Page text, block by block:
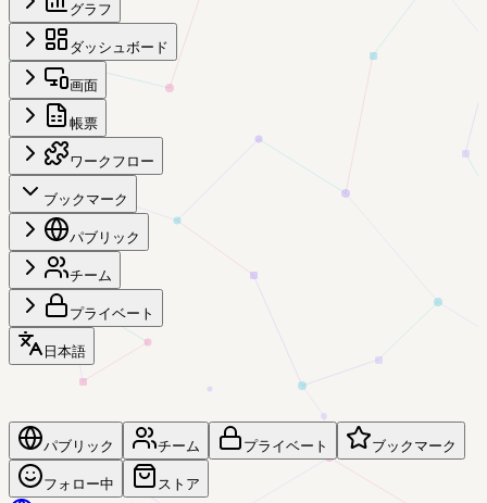
グラフ
ダッシュボード
画面
帳票
ワークフロー
ブックマーク
パブリック
チーム
プライベート
日本語
パブリック チーム プライベート ブックマーク
フォロー中 ストア